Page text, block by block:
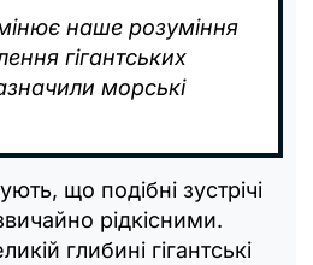
наше розуміння
гігантських
морські
що подібні зустрічі
рідкісними.
глибині гігантські